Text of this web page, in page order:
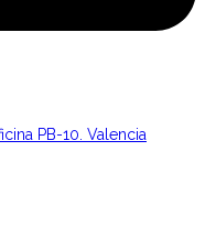
PB-10. Valencia